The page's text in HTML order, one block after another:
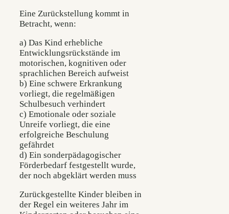
Eine Zurückstellung kommt in
Betracht, wenn:
a) Das Kind erhebliche
Entwicklungsrückstände im
motorischen, kognitiven oder
sprachlichen Bereich aufweist
b) Eine schwere Erkrankung
vorliegt, die regelmäßigen
Schulbesuch verhindert
c) Emotionale oder soziale
Unreife vorliegt, die eine
erfolgreiche Beschulung
gefährdet
d) Ein sonderpädagogischer
Förderbedarf festgestellt wurde,
der noch abgeklärt werden muss
Zurückgestellte Kinder bleiben in
der Regel ein weiteres Jahr im